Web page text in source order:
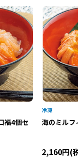
のや、切れ
お得用商品
ずお得な価格
くいサーモン
合わせです。
誇るブランド
福4個セ
海のミル
2,160円(